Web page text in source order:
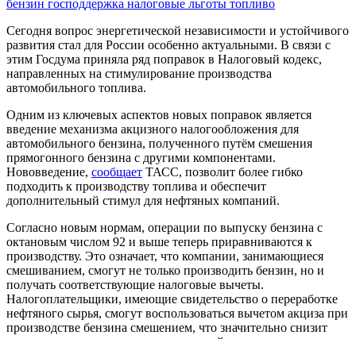
бензин господдержка налоговые льготы топливо
Сегодня вопрос энергетической независимости и устойчивого
развития стал для России особенно актуальными. В связи с
этим Госдума приняла ряд поправок в Налоговый кодекс,
направленных на стимулирование производства
автомобильного топлива.
Одним из ключевых аспектов новых поправок является
введение механизма акцизного налогообложения для
автомобильного бензина, полученного путём смешения
прямогонного бензина с другими компонентами.
Нововведение, сообщает ТАСС, позволит более гибко
подходить к производству топлива и обеспечит
дополнительный стимул для нефтяных компаний.
Согласно новым нормам, операции по выпуску бензина с
октановым числом 92 и выше теперь приравниваются к
производству. Это означает, что компании, занимающиеся
смешиванием, смогут не только производить бензин, но и
получать соответствующие налоговые вычеты.
Налогоплательщики, имеющие свидетельство о переработке
нефтяного сырья, смогут воспользоваться вычетом акциза при
производстве бензина смешением, что значительно снизит